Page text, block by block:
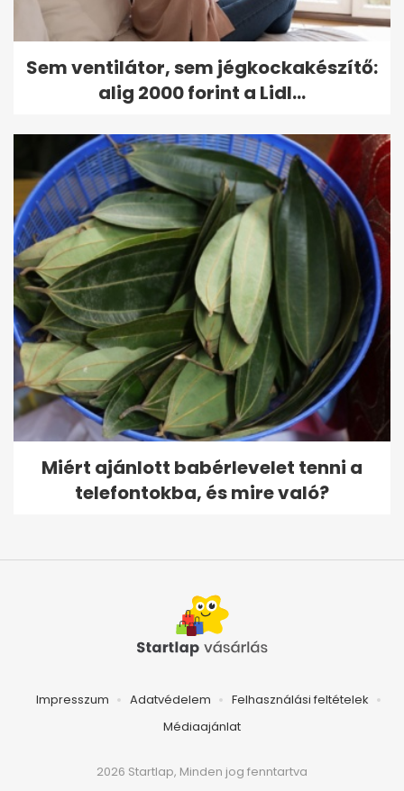
Sem ventilátor, sem jégkockakészítő:
alig 2000 forint a Lidl...
Miért ajánlott babérlevelet tenni a
telefontokba, és mire való?
Impresszum Adatvédelem
Felhasználási feltételek
Médiaajánlat
2026 Startlap, Minden jog fenntartva